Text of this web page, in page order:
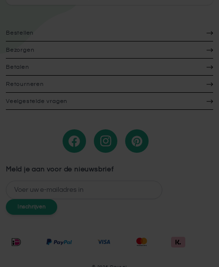
Bestellen
Bezorgen
Betalen
Retourneren
Veelgestelde vragen
Meld je aan voor de nieuwsbrief
E-mailadres
Inschrijven